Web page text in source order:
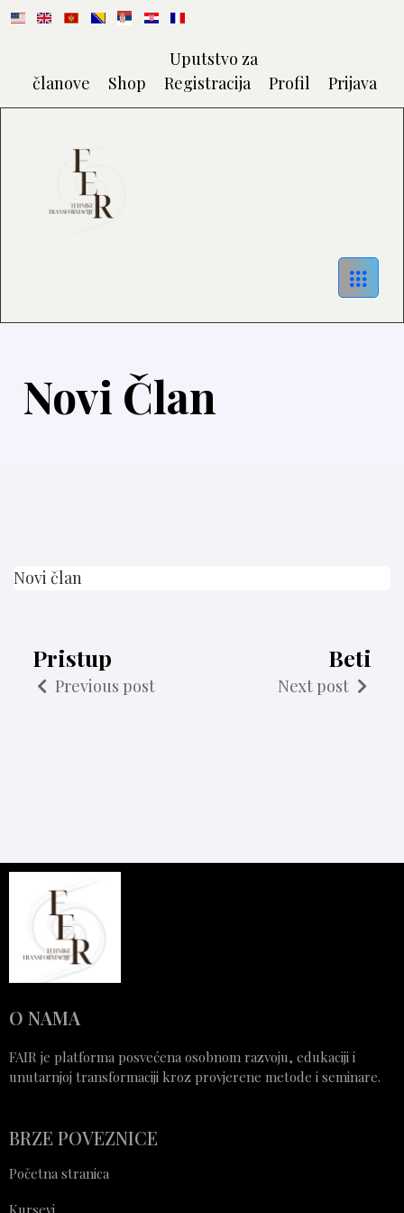
Uputstvo za
članove
Shop Registracija Profil Prijava
Novi Član
Novi član
Pristup
Previous post
Beti
Next post
O NAMA
FAIR je platforma posvećena osobnom razvoju, edukaciji i
unutarnjoj transformaciji kroz provjerene metode i seminare.
BRZE POVEZNICE
Početna stranica